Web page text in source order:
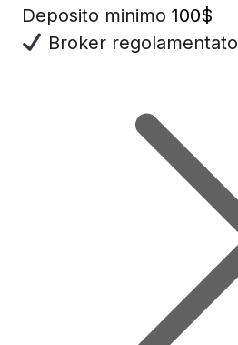
Deposito minimo 100$
Broker regolamentato